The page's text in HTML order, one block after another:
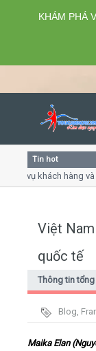
Close
Home
Video
Tin hot
vụ khách hàng và
Việt
quốc tế
Thông tin tổng
Blog,
Maika Elan
KHÁM PHÁ